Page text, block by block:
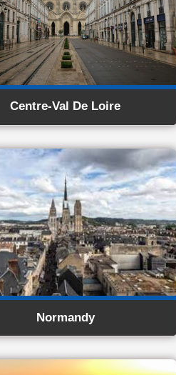
Centre-Val De Loire
Normandy